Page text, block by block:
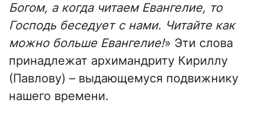
Богом, а когда читаем Евангелие, то
Господь беседует с нами. Читайте как
можно больше Евангелие!» Эти слова
принадлежат архимандриту Кириллу
(Павлову) – выдающемуся подвижнику
нашего времени.